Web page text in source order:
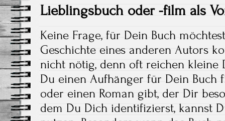
Lieblingsbuch oder -film als
Keine Frage, für Dein Buch
Geschichte eines anderen Autors
nicht nötig, denn oft reichen kleine
Du einen Aufhänger für Dein Buch
oder einen Roman gibt, der Dir
dem Du Dich identifizierst, kannst